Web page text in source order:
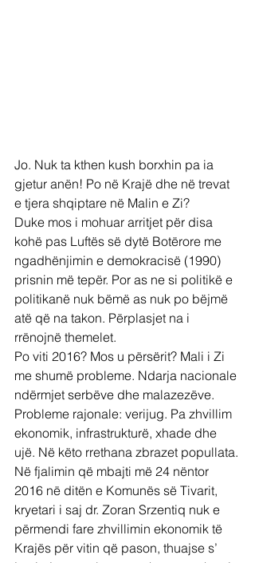
Jo. Nuk ta kthen kush borxhin pa ia
gjetur anën! Po në Krajë dhe në trevat
e tjera shqiptare në Malin e Zi?
Duke mos i mohuar arritjet për disa
kohë pas Luftës së dytë Botërore me
ngadhënjimin e demokracisë (1990)
prisnin më tepër. Por as ne si politikë e
politikanë nuk bëmë as nuk po bëjmë
atë që na takon. Përplasjet na i
rrënojnë themelet.
Po viti 2016? Mos u përsërit? Mali i Zi
me shumë probleme. Ndarja nacionale
ndërmjet serbëve dhe malazezëve.
Probleme rajonale: verijug. Pa zhvillim
ekonomik, infrastrukturë, xhade dhe
ujë. Në këto rrethana zbrazet popullata.
Në fjalimin që mbajti më 24 nëntor
2016 në ditën e Komunës së Tivarit,
kryetari i saj dr. Zoran Srzentiq nuk e
përmendi fare zhvillimin ekonomik të
Krajës për vitin që pason, thuajse s’